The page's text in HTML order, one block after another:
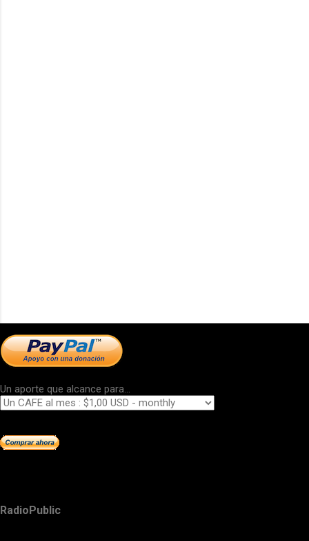
Un aporte que alcance para...
RadioPublic